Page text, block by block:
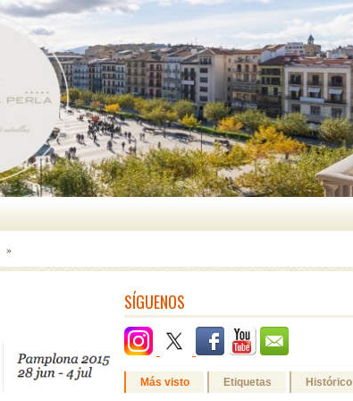
»
SÍGUENOS
Más visto Etiquetas Histórico